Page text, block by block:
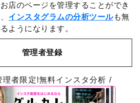
店のページを管理することができ
インスタグラムの分析ツールも無
ようになります。
管理者登録
理者限定!無料インスタ分析 /